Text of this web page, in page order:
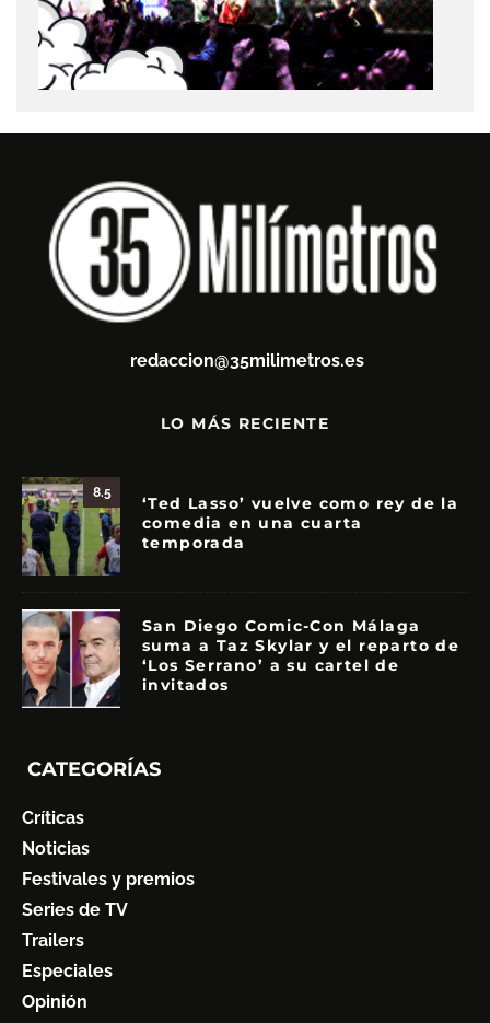
redaccion@35milimetros.es
LO MÁS RECIENTE
8.5
‘Ted Lasso’ vuelve como rey de la
comedia en una cuarta
temporada
San Diego Comic-Con Málaga
suma a Taz Skylar y el reparto de
‘Los Serrano’ a su cartel de
invitados
CATEGORÍAS
Críticas
Noticias
Festivales y premios
Series de TV
Trailers
Especiales
Opinión